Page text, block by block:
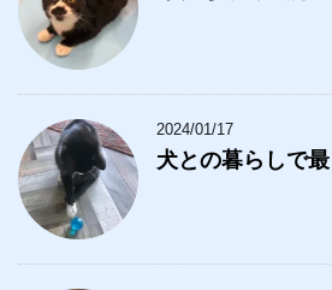
2024/01/17
犬との暮らしで